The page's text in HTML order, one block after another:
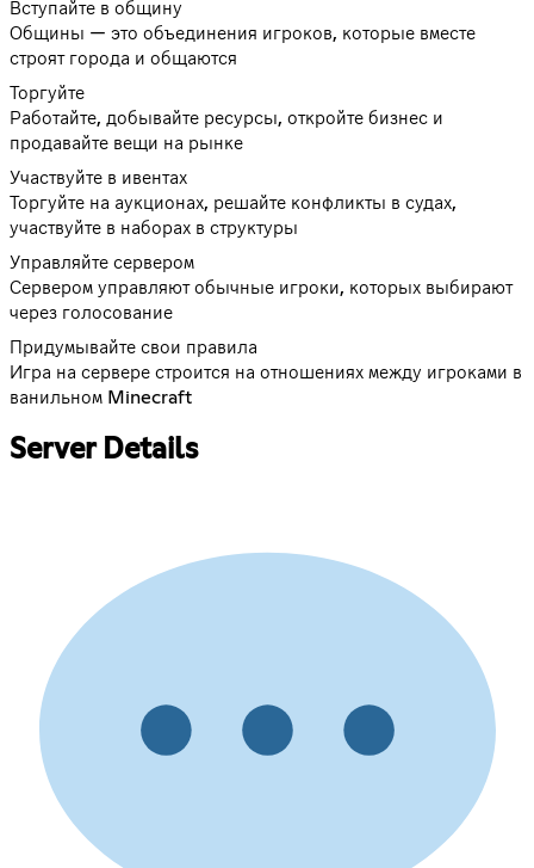
Вступайте в общину
Общины — это объединения игроков, которые вместе
строят города и общаются
Торгуйте
Работайте, добывайте ресурсы, откройте бизнес и
продавайте вещи на рынке
Участвуйте в ивентах
Торгуйте на аукционах, решайте конфликты в судах,
участвуйте в наборах в структуры
Управляйте сервером
Сервером управляют обычные игроки, которых выбирают
через голосование
Придумывайте свои правила
Игра на сервере строится на отношениях между игроками в
ванильном Minecraft
Server Details